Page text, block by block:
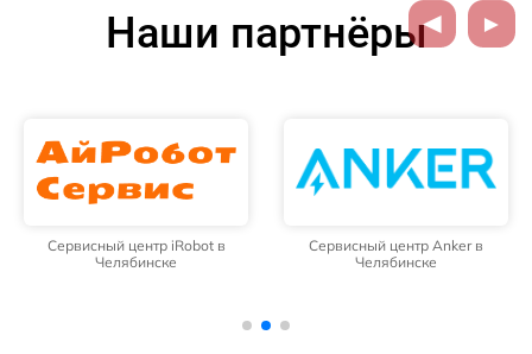
Наши партнёры
Сервисный центр iRobot в
Челябинске
Сервисный центр Anker в
Челябинске